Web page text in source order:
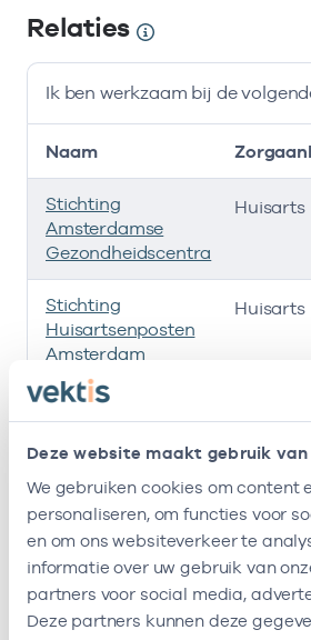
Deze website maakt gebruik van
We gebruiken cookies om content
personaliseren, om functies voor
en om ons websiteverkeer te
informatie over uw gebruik van
partners voor social media,
Deze partners kunnen deze
Relaties
Ik ben werkzaam bij de
Ik ben werkzaam bij de volgende
Naam
Stichting
Amsterdamse
Gezondheidscentra
Huisarts
Stichting
Huisartsenposten
Amsterdam
Huisarts
Roha B.v.
Vijzelgracht
Huisartsen
Huisarts
Ik heb een arbeidsrelatie met